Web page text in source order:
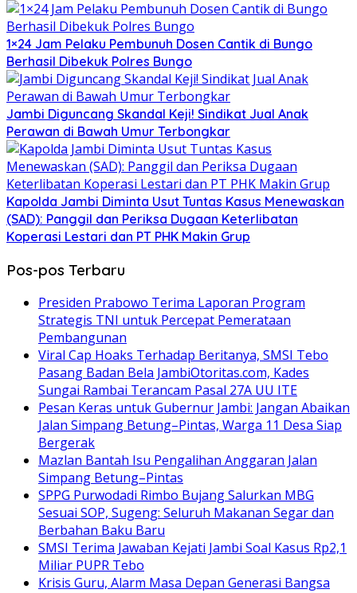
1×24 Jam Pelaku Pembunuh Dosen Cantik di Bungo
Berhasil Dibekuk Polres Bungo
Jambi Diguncang Skandal Keji! Sindikat Jual Anak
Perawan di Bawah Umur Terbongkar
Kapolda Jambi Diminta Usut Tuntas Kasus Menewaskan
(SAD): Panggil dan Periksa Dugaan Keterlibatan
Koperasi Lestari dan PT PHK Makin Grup
Pos-pos Terbaru
Presiden Prabowo Terima Laporan Program
Strategis TNI untuk Percepat Pemerataan
Pembangunan
Viral Cap Hoaks Terhadap Beritanya, SMSI Tebo
Pasang Badan Bela JambiOtoritas.com, Kades
Sungai Rambai Terancam Pasal 27A UU ITE
Pesan Keras untuk Gubernur Jambi: Jangan Abaikan
Jalan Simpang Betung–Pintas, Warga 11 Desa Siap
Bergerak
Mazlan Bantah Isu Pengalihan Anggaran Jalan
Simpang Betung–Pintas
SPPG Purwodadi Rimbo Bujang Salurkan MBG
Sesuai SOP, Sugeng: Seluruh Makanan Segar dan
Berbahan Baku Baru
SMSI Terima Jawaban Kejati Jambi Soal Kasus Rp2,1
Miliar PUPR Tebo
Krisis Guru, Alarm Masa Depan Generasi Bangsa